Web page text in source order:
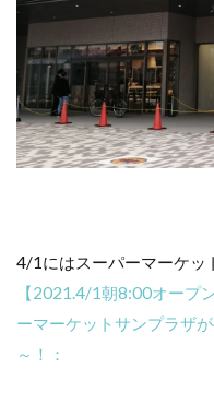
4/1にはスーパーマーケ
【2021.4/1朝8:00オープ
ーマーケットサンプラザ
～！：